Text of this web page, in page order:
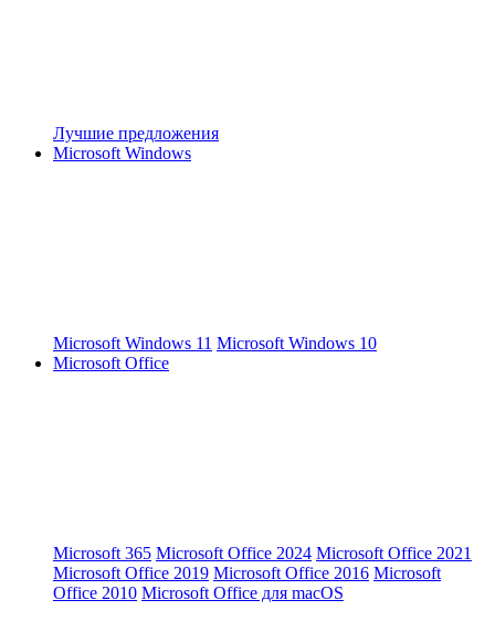
Лучшие предложения
Microsoft Windows
Microsoft Windows 11 Microsoft Windows 10
Microsoft Office
Microsoft 365 Microsoft Office 2024 Microsoft Office 2021
Microsoft Office 2019 Microsoft Office 2016 Microsoft
Office 2010 Microsoft Office для macOS